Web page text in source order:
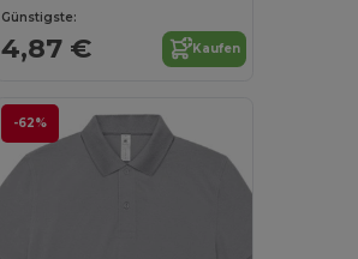
Günstigste:
4,87 € Kaufen
-62%